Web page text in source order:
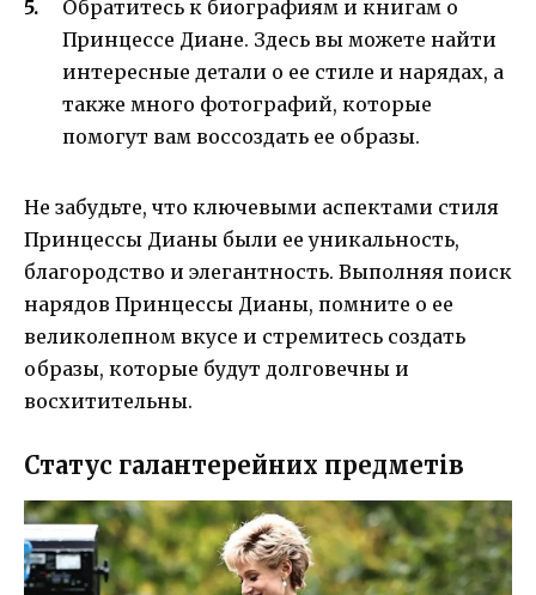
Обратитесь к биографиям и книгам о
Принцессе Диане. Здесь вы можете найти
интересные детали о ее стиле и нарядах, а
также много фотографий, которые
помогут вам воссоздать ее образы.
Не забудьте, что ключевыми аспектами стиля
Принцессы Дианы были ее уникальность,
благородство и элегантность. Выполняя поиск
нарядов Принцессы Дианы, помните о ее
великолепном вкусе и стремитесь создать
образы, которые будут долговечны и
восхитительны.
Статус галантерейних предметів